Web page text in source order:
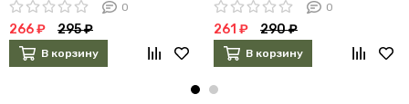
0
266 ₽ 295 ₽
В корзину
0
261 ₽ 290 ₽
В корзину